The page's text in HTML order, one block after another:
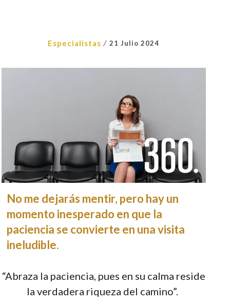
Especialistas / 21 Julio 2024
No me dejarás mentir, pero hay un
momento inesperado en que la
paciencia se convierte en una visita
ineludible.
“Abraza la paciencia, pues en su calma reside
la verdadera riqueza del camino”.